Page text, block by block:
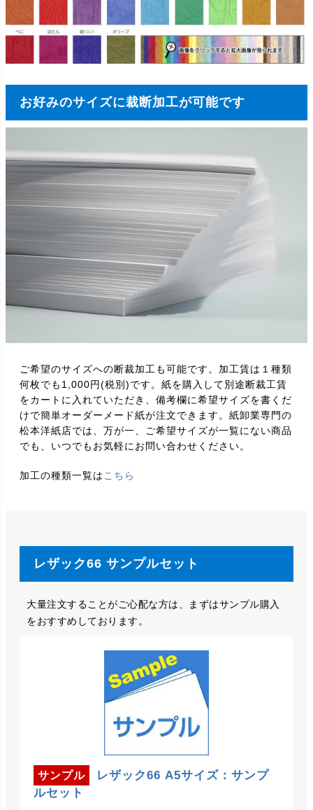
お好みのサイズに裁断加工が可能です
ご希望のサイズへの断裁加工も可能です。加工賃は１種類
何枚でも1,000円(税別)です。紙を購入して別途断裁工賃
をカートに入れていただき、備考欄に希望サイズを書くだ
けで簡単オーダーメード紙が注文できます。紙卸業専門の
松本洋紙店では、万が一、ご希望サイズが一覧にない商品
でも、いつでもお気軽にお問い合わせください。
加工の種類一覧は こちら
レザック66 サンプルセット
大量注文することがご心配な方は、まずはサンプル購入
をおすすめしております。
サンプル
レザック66 A5サイズ：サンプ
ルセット